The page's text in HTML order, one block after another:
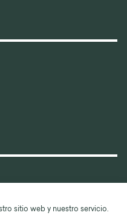
sitio web y nuestro servicio.